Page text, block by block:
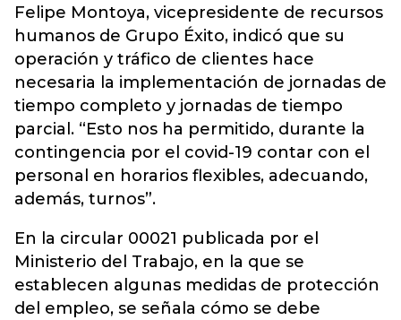
Felipe Montoya, vicepresidente de recursos
humanos de Grupo Éxito, indicó que su
operación y tráfico de clientes hace
necesaria la implementación de jornadas de
tiempo completo y jornadas de tiempo
parcial. “Esto nos ha permitido, durante la
contingencia por el covid-19 contar con el
personal en horarios flexibles, adecuando,
además, turnos”.
En la circular 00021 publicada por el
Ministerio del Trabajo, en la que se
establecen algunas medidas de protección
del empleo, se señala cómo se debe